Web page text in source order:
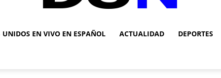
UNIDOS EN VIVO EN ESPAÑOL ACTUALIDAD DEPORTES